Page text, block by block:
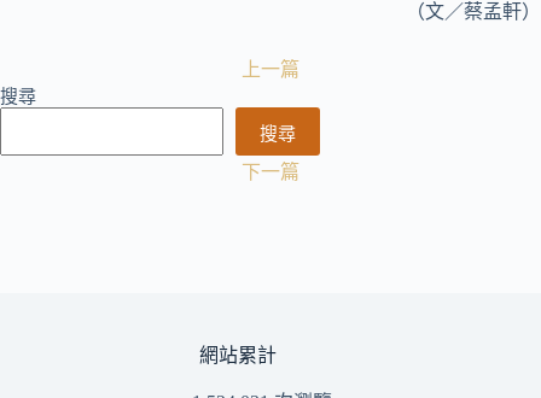
（文／蔡孟軒）
上一篇
搜尋
搜尋
下一篇
網站累計